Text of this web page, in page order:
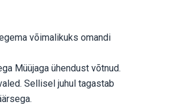
võimalikuks omandi
Müüjaga ühendust võtnud.
Sellisel juhul tagastab